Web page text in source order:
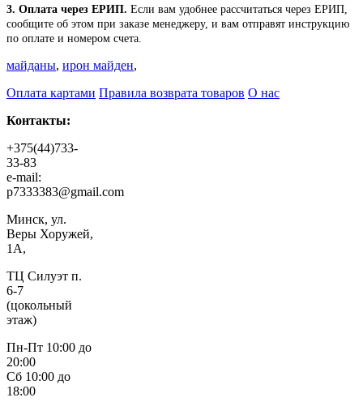
3. Оплата через ЕРИП. Если вам удобнее рассчитаться через ЕРИП,
сообщите об этом при заказе менеджеру, и вам отправят инструкцию
по оплате и номером счета.
майданы, ирон майден,
Оплата картами Правила возврата товаров О нас
Контакты:
+375(44)733-
33-83
e-mail:
p7333383@gmail.com
Минск, ул.
Веры Хоружей,
1А,
ТЦ Силуэт п.
6-7
(цокольный
этаж)
Пн-Пт 10:00 до
20:00
Сб 10:00 до
18:00